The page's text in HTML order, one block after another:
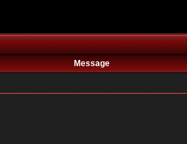
Message